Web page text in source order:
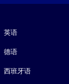
英语
德语
西班牙语